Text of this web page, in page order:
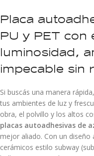
Placa
PU y PET con
luminosidad,
impecable sin
Si buscás una manera
tus ambientes de luz y
obra, el polvillo y los altos
placas autoadhesivas de
mejor aliado. Con un
cerámicos estilo subway